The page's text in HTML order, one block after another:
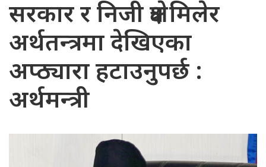
सरकार र निजी क्षेत्र मिलेर
अर्थतन्त्रमा देखिएका
अप्ठ्यारा हटाउनुपर्छ :
अर्थमन्त्री